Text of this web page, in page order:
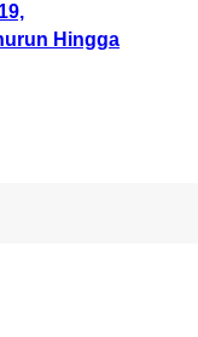
Persen